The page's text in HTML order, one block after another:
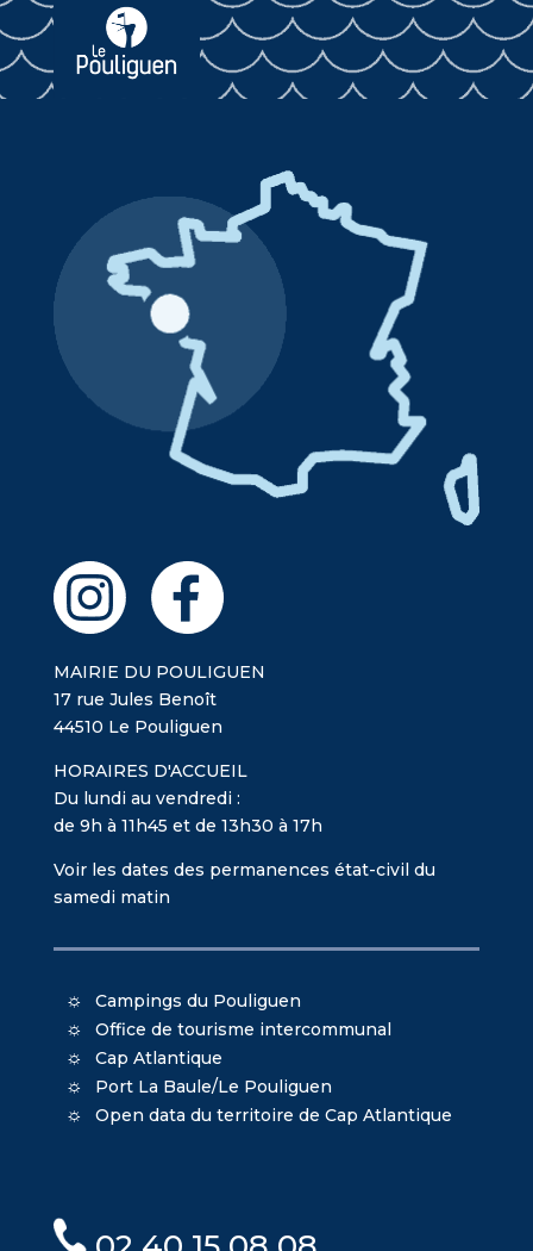
MAIRIE DU POULIGUEN
17 rue Jules Benoît
44510 Le Pouliguen
HORAIRES D'ACCUEIL
Du lundi au vendredi :
de 9h à 11h45 et de 13h30 à 17h
Voir les dates des permanences état-civil du
samedi matin
Campings du Pouliguen
Office de tourisme intercommunal
Cap Atlantique
Port La Baule/Le Pouliguen
Open data du territoire de Cap Atlantique